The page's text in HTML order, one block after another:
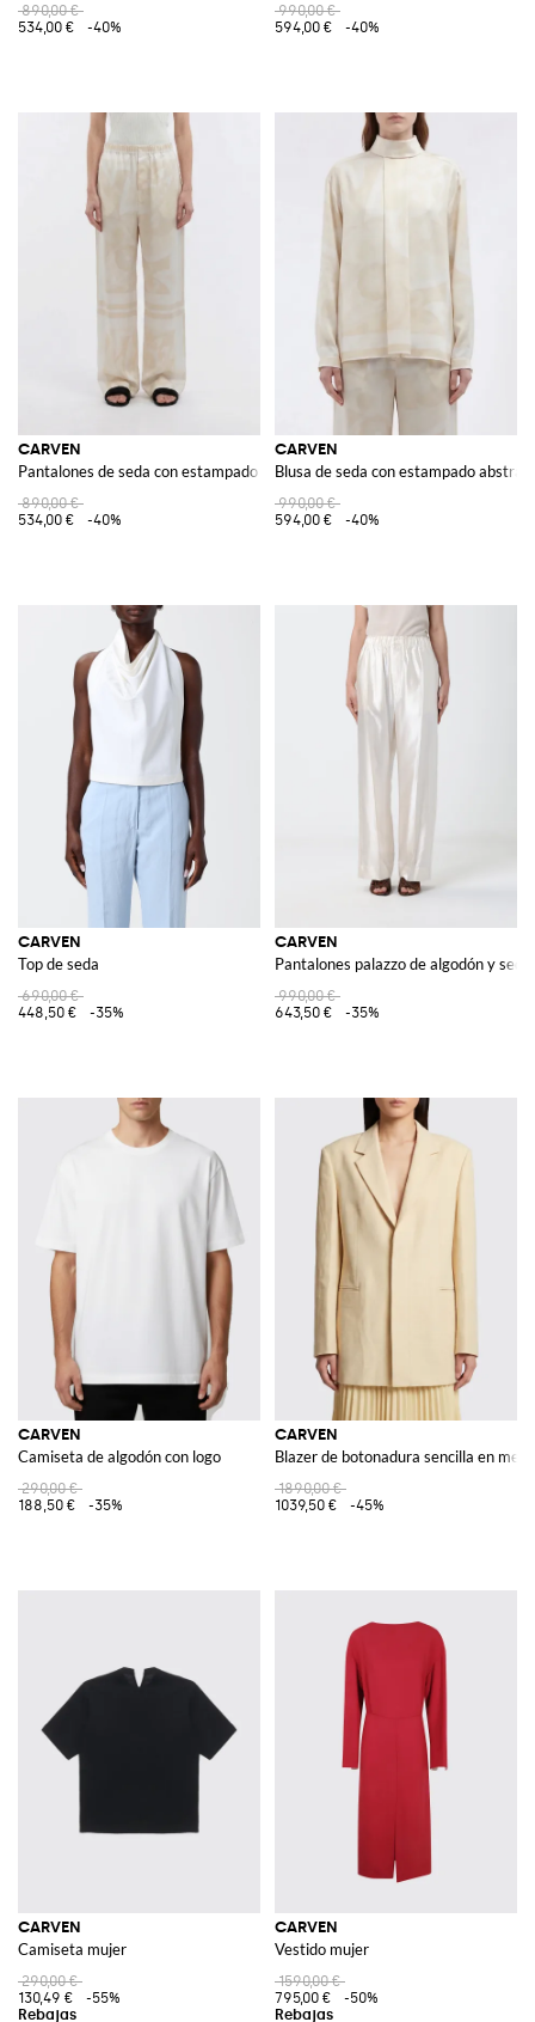
890,00 €
534,00 €
-40%
990,00 €
594,00 €
-40%
CARVEN
Pantalones de seda con estampado floral
890,00 €
534,00 €
-40%
CARVEN
Blusa de seda con estampado
990,00 €
594,00 €
-40%
CARVEN
Top de seda
690,00 €
448,50 €
-35%
CARVEN
Pantalones palazzo de algodón y seda
990,00 €
643,50 €
-35%
CARVEN
Camiseta de algodón con logo
290,00 €
188,50 €
-35%
CARVEN
Blazer de botonadura sencilla en
1890,00 €
1039,50 €
-45%
CARVEN
Camiseta mujer
290,00 €
130,49 €
-55%
CARVEN
Vestido mujer
1590,00 €
795,00 €
-50%